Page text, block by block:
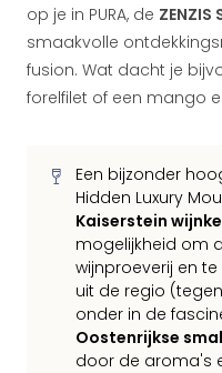
op je in PURA, de ZENZIS
smaakvolle
fusion. Wat dacht je
forelfilet of een mango
Een bijzonder
Hidden Luxury
Kaiserstein
mogelijkheid om
wijnproeverij en
uit de regio
onder in de
Oostenrijkse
door de aroma's